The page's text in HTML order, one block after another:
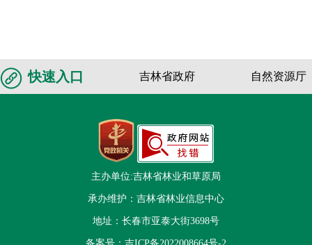
快速入口 吉林省政府 自然资源厅
主办单位:吉林省林业和草原局
承办维护：吉林省林业信息中心
地址：长春市亚泰大街3698号